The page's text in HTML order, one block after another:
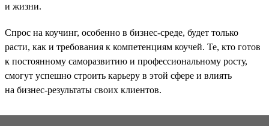
и жизни.
Спрос на коучинг, особенно в бизнес-среде, будет только
расти, как и требования к компетенциям коучей. Те, кто готов
к постоянному саморазвитию и профессиональному росту,
смогут успешно строить карьеру в этой сфере и влиять
на бизнес-результаты своих клиентов.